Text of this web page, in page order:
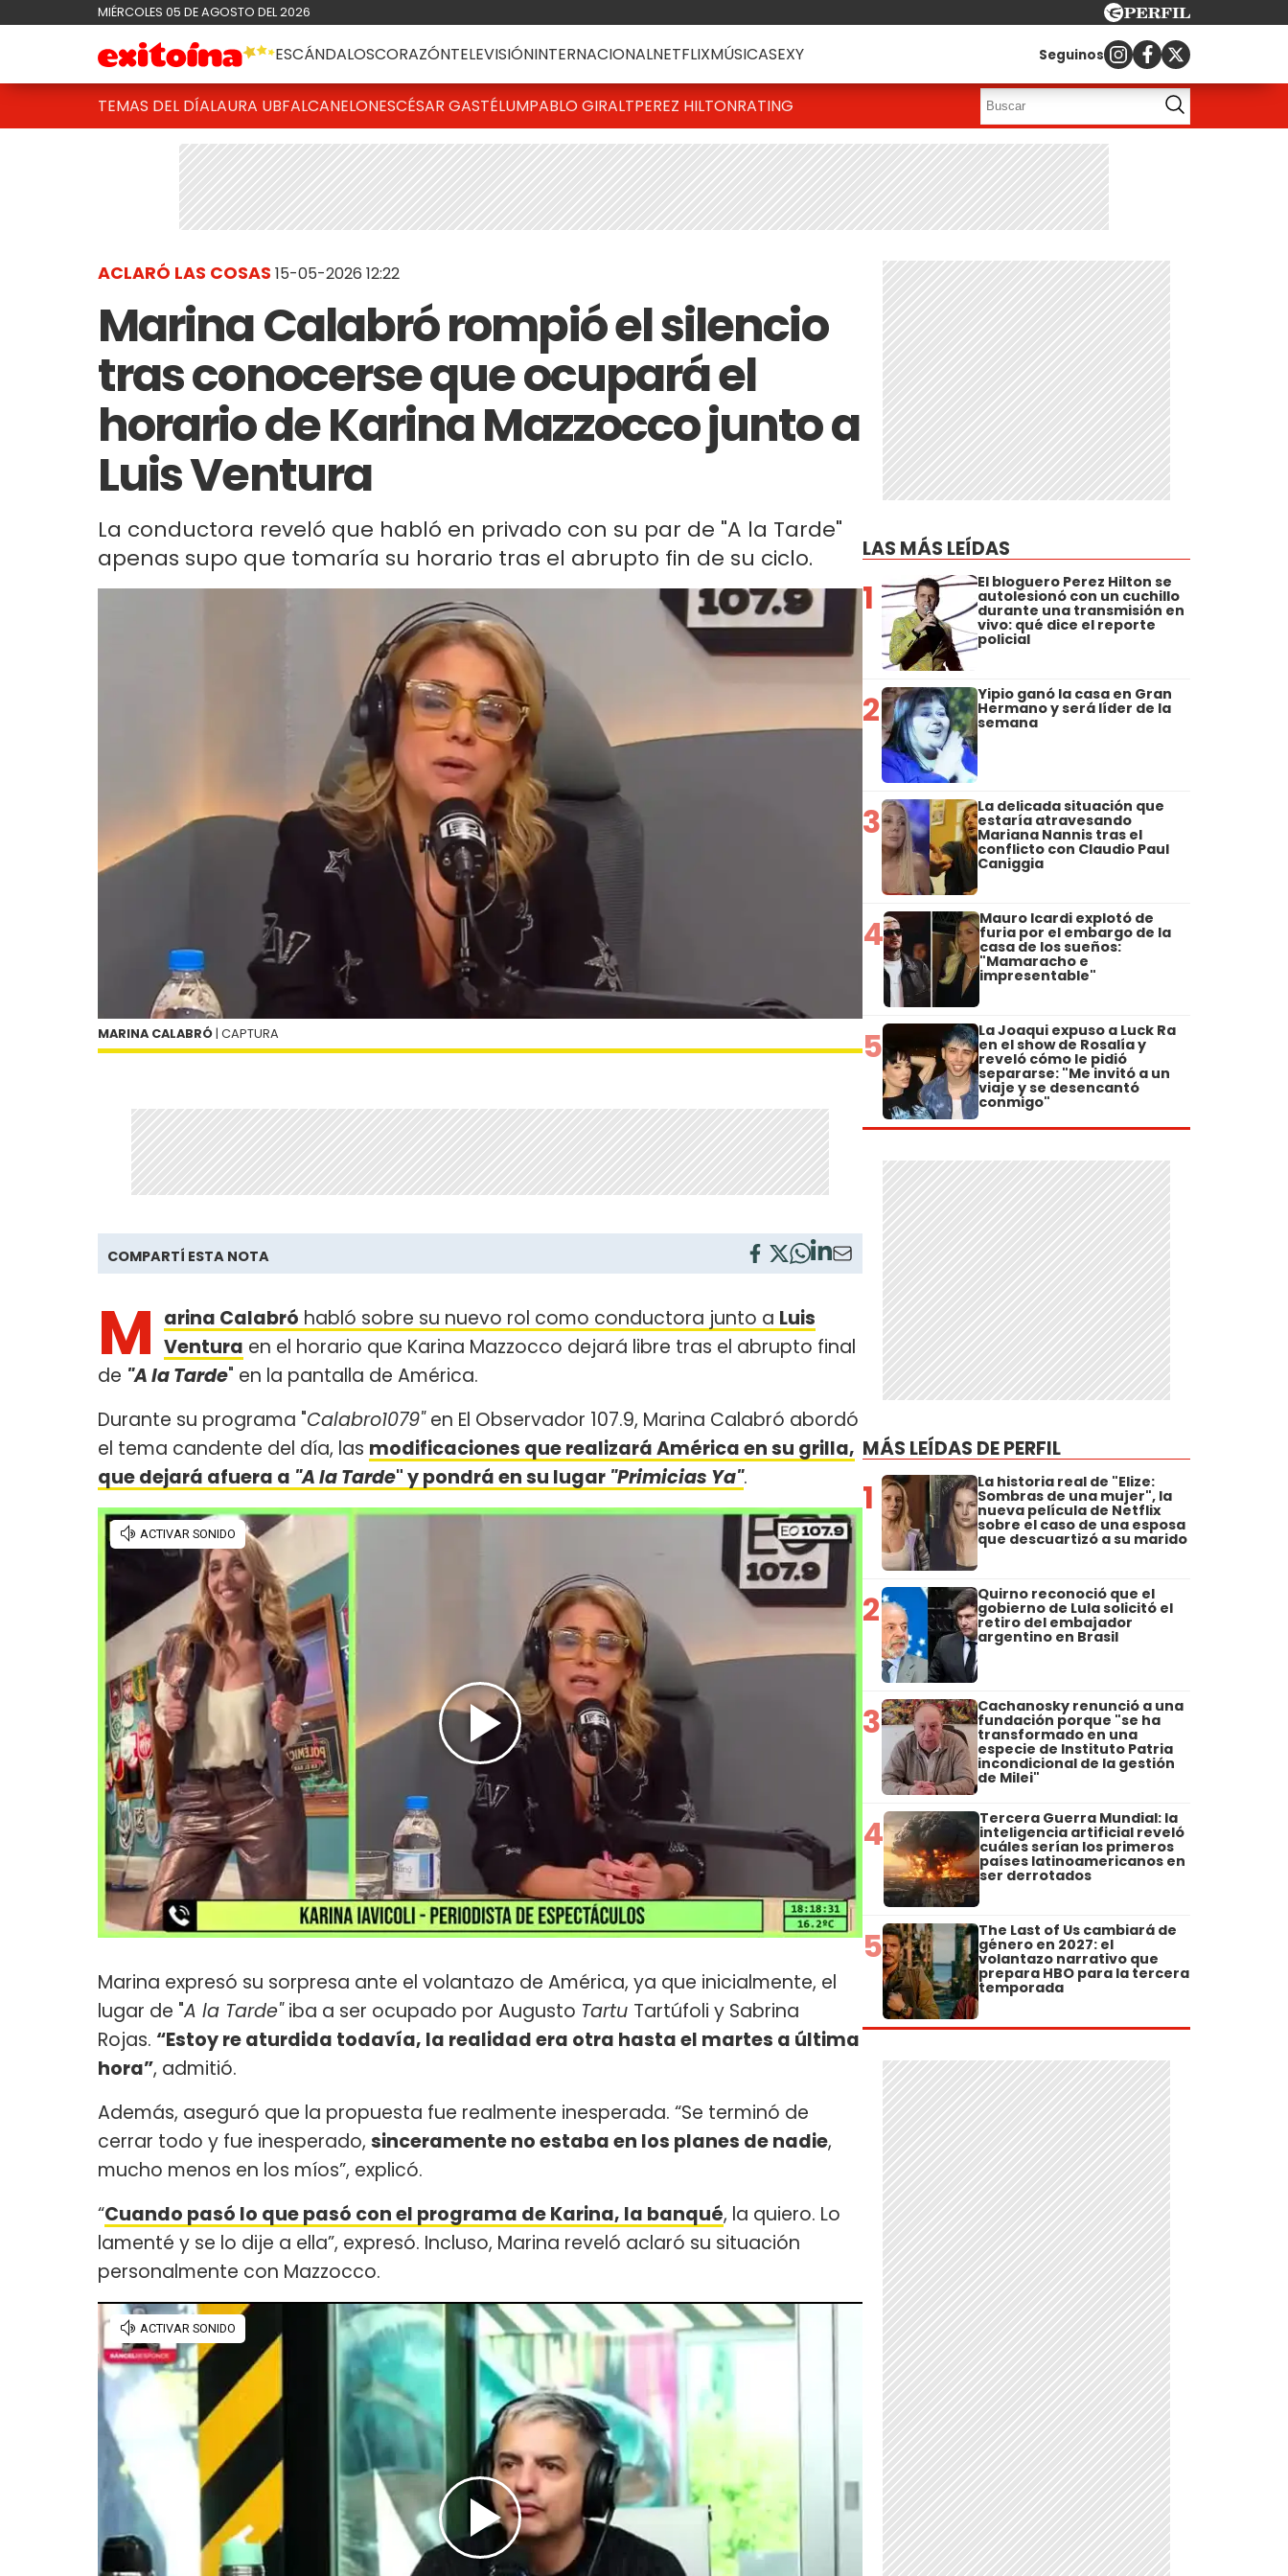
MIÉRCOLES 05 DE AGOSTO DEL 2026
ESCÁNDALOSCORAZÓNTELEVISIÓNINTERNACIONALNETFLIXMÚSICASEXY Seguinos
TEMAS DEL DÍALAURA UBFALCANELONESCÉSAR GASTÉLUMPABLO GIRALTPEREZ HILTONRATING
ACLARÓ LAS COSAS 15-05-2026 12:22
Marina Calabró rompió el silencio
tras conocerse que ocupará el
horario de Karina Mazzocco junto a
Luis Ventura
La conductora reveló que habló en privado con su par de "A la Tarde"
apenas supo que tomaría su horario tras el abrupto fin de su ciclo.
MARINA CALABRÓ | CAPTURA
COMPARTÍ ESTA NOTA
M arina Calabró habló sobre su nuevo rol como conductora junto a Luis
Ventura en el horario que Karina Mazzocco dejará libre tras el abrupto final
de "A la Tarde" en la pantalla de América.
Durante su programa "Calabro1079"en El Observador 107.9, Marina Calabró abordó
el tema candente del día, las modificaciones que realizará América en su grilla,
que dejará afuera a "A la Tarde" y pondrá en su lugar "Primicias Ya".
Marina expresó su sorpresa ante el volantazo de América, ya que inicialmente, el
lugar de "A la Tarde"iba a ser ocupado por Augusto Tartu Tartúfoli y Sabrina
Rojas. “Estoy re aturdida todavía, la realidad era otra hasta el martes a última
hora”, admitió.
Además, aseguró que la propuesta fue realmente inesperada. “Se terminó de
cerrar todo y fue inesperado, sinceramente no estaba en los planes de nadie,
mucho menos en los míos”, explicó.
“Cuando pasó lo que pasó con el programa de Karina, la banqué, la quiero. Lo
lamenté y se lo dije a ella”, expresó. Incluso, Marina reveló aclaró su situación
personalmente con Mazzocco.
LAS MÁS LEÍDAS
1 El bloguero Perez Hilton se
autolesionó con un cuchillo
durante una transmisión en
vivo: qué dice el reporte
policial
2 Yipio ganó la casa en Gran
Hermano y será líder de la
semana
3 La delicada situación que
estaría atravesando
Mariana Nannis tras el
conflicto con Claudio Paul
Caniggia
4 Mauro Icardi explotó de
furia por el embargo de la
casa de los sueños:
"Mamaracho e
impresentable"
5 La Joaqui expuso a Luck Ra
en el show de Rosalía y
reveló cómo le pidió
separarse: "Me invitó a un
viaje y se desencantó
conmigo"
MÁS LEÍDAS DE PERFIL
1 La historia real de "Elize:
Sombras de una mujer", la
nueva película de Netflix
sobre el caso de una esposa
que descuartizó a su marido
2 Quirno reconoció que el
gobierno de Lula solicitó el
retiro del embajador
argentino en Brasil
3 Cachanosky renunció a una
fundación porque "se ha
transformado en una
especie de Instituto Patria
incondicional de la gestión
de Milei"
4 Tercera Guerra Mundial: la
inteligencia artificial reveló
cuáles serían los primeros
países latinoamericanos en
ser derrotados
5 The Last of Us cambiará de
género en 2027: el
volantazo narrativo que
prepara HBO para la tercera
temporada